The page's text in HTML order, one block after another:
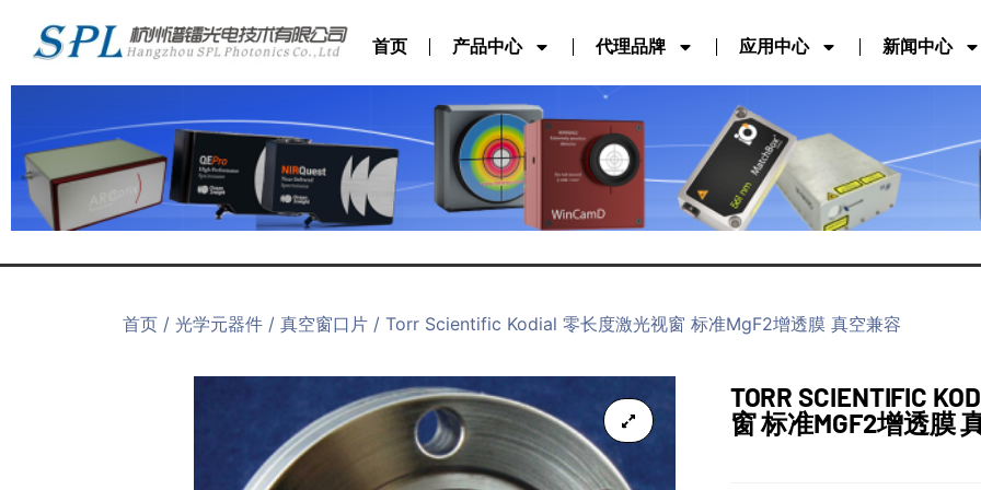
首页 产品中心 代理品牌 应用中心 新闻中心
首页 / 光学元器件 / 真空窗口片 / Torr Scientific Kodial 零长度激光视窗 标准MgF2增透膜 真空兼容
TORR SCIENTIFIC
窗 标准MGF2增透膜